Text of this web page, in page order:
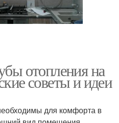
отопления на
советы и идеи
для комфорта в